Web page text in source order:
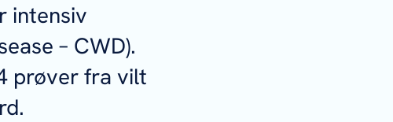
intensiv
– CWD).
prøver fra vilt